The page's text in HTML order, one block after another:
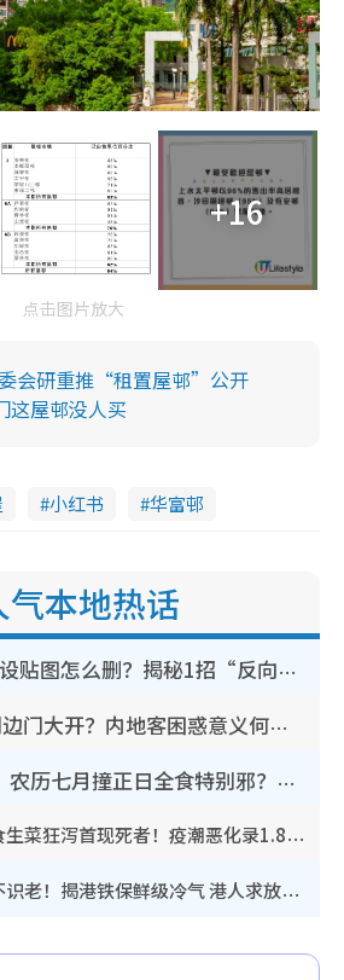
+16
点击图片放大
会研重推“租置屋邨”公开
这屋邨没人买
小红书 华富邨
本地热话
WhatsApp预设贴图怎么删？揭秘1招“反向操作”还原简洁界面 附3步实测教程
香港山边铁闸边门大开？内地客困惑意义何在！网友神回复：这种叫法理性防御
鬼门开2026｜农历七月撞正日全食特别邪？专家警告切忌做一事！揭4大禁忌+2招保平安
夺命寄生虫｜食生菜狂泻首现死者！疫潮恶化录1.8万宗病例 揭洗菜3大谬误
内地客夸港人不识老！揭港铁保鲜级冷气 港人求放过：别投诉